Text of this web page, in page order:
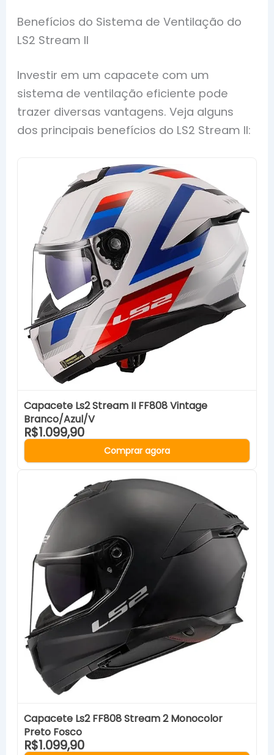
Benefícios do Sistema de Ventilação do
LS2 Stream II
Investir em um capacete com um
sistema de ventilação eficiente pode
trazer diversas vantagens. Veja alguns
dos principais benefícios do LS2 Stream II:
Capacete Ls2 Stream II FF808 Vintage
Branco/Azul/V
R$1.099,90
Comprar agora
Capacete Ls2 FF808 Stream 2 Monocolor
Preto Fosco
R$1.099,90